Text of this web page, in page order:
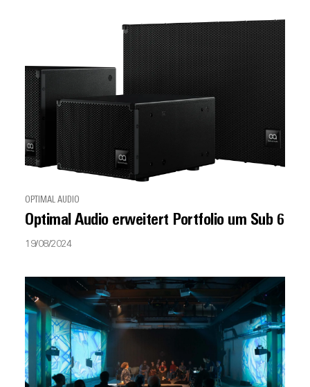
OPTIMAL AUDIO
Optimal Audio erweitert Portfolio um Sub 6
19/08/2024